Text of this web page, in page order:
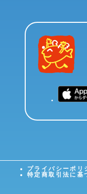
プライバシーポリ
特定商取引法に基